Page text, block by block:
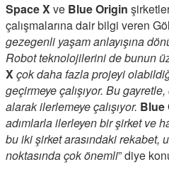
Space Xve Blue Origin
çalışmalarına dair bilgi veren
gezegenli yaşam anlayışına
Robot teknolojilerini de bunun
Xçok daha fazla projeyi
geçirmeye çalışıyor. Bu
alarak ilerlemeye çalışıyor. Blue
adımlarla ilerleyen bir şirket ve
bu iki şirket arasındaki rekabet,
noktasında çok önemli” diye